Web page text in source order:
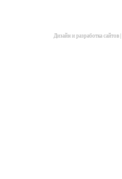
Дизайн и разработка сайтов|